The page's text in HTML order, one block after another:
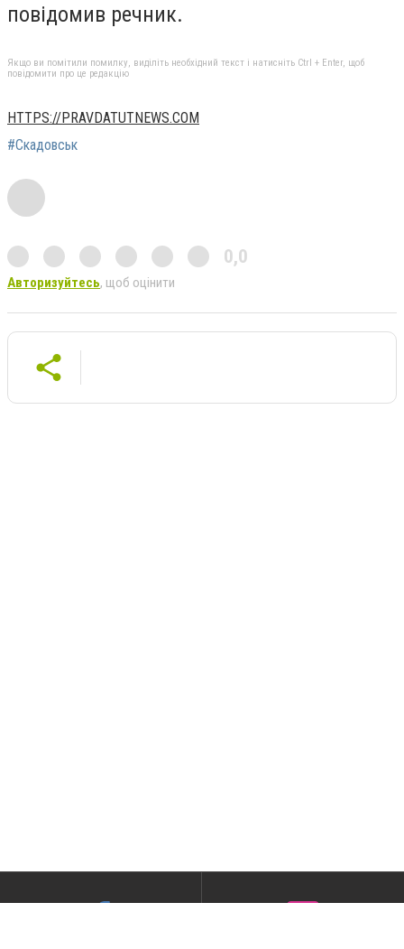
повідомив речник.
Якщо ви помітили помилку, виділіть необхідний текст і натисніть Ctrl + Enter, щоб
повідомити про це редакцію
HTTPS://PRAVDATUTNEWS.COM
#Скадовськ
0,0
Авторизуйтесь, щоб оцінити